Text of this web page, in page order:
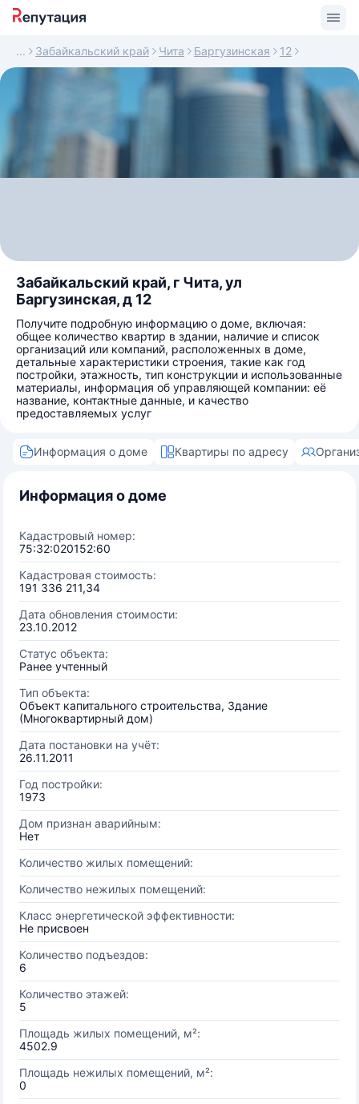
Забайкальский край Чита Баргузинская 12
Забайкальский край, г Чита, ул
Баргузинская, д 12
Получите подробную информацию о доме, включая:
общее количество квартир в здании, наличие и список
организаций или компаний, расположенных в доме,
детальные характеристики строения, такие как год
постройки, этажность, тип конструкции и использованные
материалы, информация об управляющей компании: её
название, контактные данные, и качество
предоставляемых услуг
Информация о доме Квартиры по адресу
Информация о доме
Кадастровый номер:
75:32:020152:60
Кадастровая стоимость:
191 336 211,34
Дата обновления стоимости:
23.10.2012
Статус объекта:
Ранее учтенный
Тип объекта:
Объект капитального строительства, Здание
(Многоквартирный дом)
Дата постановки на учёт:
26.11.2011
Год постройки:
1973
Дом признан аварийным:
Нет
Количество жилых помещений:
Количество нежилых помещений:
Класс энергетической эффективности:
Не присвоен
Количество подъездов:
6
Количество этажей:
5
Площадь жилых помещений, м²:
4502.9
Площадь нежилых помещений, м²:
0